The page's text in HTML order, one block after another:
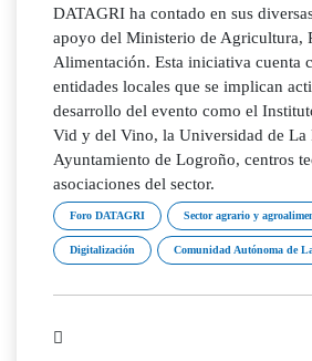
DATAGRI ha contado en sus
apoyo del Ministerio de Agricultura,
Alimentación. Esta iniciativa cuenta
entidades locales que se implican
desarrollo del evento como el
Vid y del Vino, la Universidad de La
Ayuntamiento de Logroño, centros
asociaciones del sector.
Foro DATAGRI Sector agrario y
Digitalización Comunidad Autónoma de